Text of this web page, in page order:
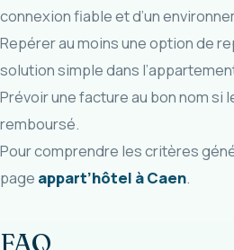
connexion fiable et d’un
Repérer au moins une option de
solution simple dans
Prévoir une facture au bon nom si
remboursé.
Pour comprendre les critères
page appart’hôtel à Caen.
FAQ